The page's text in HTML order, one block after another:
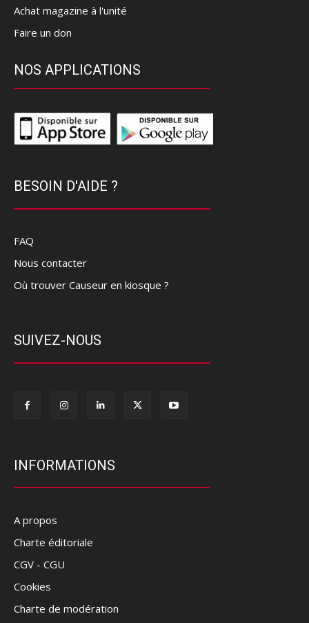
Achat magazine à l'unité
Faire un don
NOS APPLICATIONS
BESOIN D'AIDE ?
FAQ
Nous contacter
Où trouver Causeur en kiosque ?
SUIVEZ-NOUS
INFORMATIONS
A propos
Charte éditoriale
CGV - CGU
Cookies
Charte de modération